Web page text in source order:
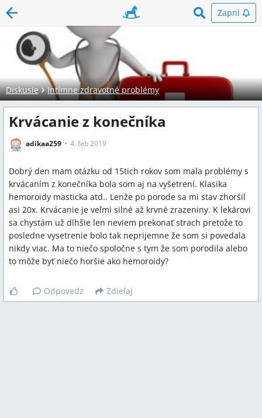
Zapni
Diskusie Intímne zdravotné problémy
Krvácanie z konečníka
adikaa259 4. feb 2019
Dobrý den mam otázku od 15tich rokov som mala problémy s
krvácaním z konečníka bola som aj na vyšetrení. Klasika
hemoroidy masticka atd.. Lenže po porode sa mi stav zhoršil
asi 20x. Krvácanie je veľmi silné až krvné zrazeniny. K lekárovi
sa chystám už dlhšie len neviem prekonať strach pretože to
posledne vysetrenie bolo tak neprijemne že som si povedala
nikdy viac. Ma to niečo spoločne s tym že som porodila alebo
to môže byť niečo horšie ako hemoroidy?
Odpovedz Zdieľaj